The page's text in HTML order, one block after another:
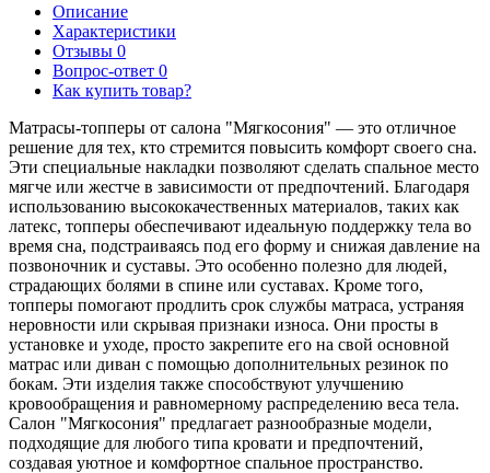
Описание
Характеристики
Отзывы 0
Вопрос-ответ 0
Как купить товар?
Матрасы-топперы от салона "Мягкосония" — это отличное
решение для тех, кто стремится повысить комфорт своего сна.
Эти специальные накладки позволяют сделать спальное место
мягче или жестче в зависимости от предпочтений. Благодаря
использованию высококачественных материалов, таких как
латекс, топперы обеспечивают идеальную поддержку тела во
время сна, подстраиваясь под его форму и снижая давление на
позвоночник и суставы. Это особенно полезно для людей,
страдающих болями в спине или суставах. Кроме того,
топперы помогают продлить срок службы матраса, устраняя
неровности или скрывая признаки износа. Они просты в
установке и уходе, просто закрепите его на свой основной
матрас или диван с помощью дополнительных резинок по
бокам. Эти изделия также способствуют улучшению
кровообращения и равномерному распределению веса тела.
Салон "Мягкосония" предлагает разнообразные модели,
подходящие для любого типа кровати и предпочтений,
создавая уютное и комфортное спальное пространство.